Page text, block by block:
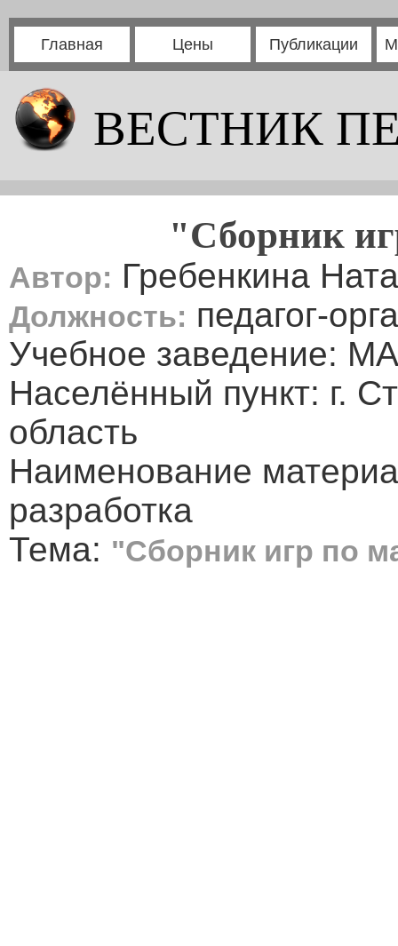
Главная Цены Публикации
ВЕСТНИК
"Сборник
Автор: Гребенкина
Должность: педагог-
Учебное заведение:
Населённый пункт: г.
область
Наименование
разработка
Тема: "Сборник игр по